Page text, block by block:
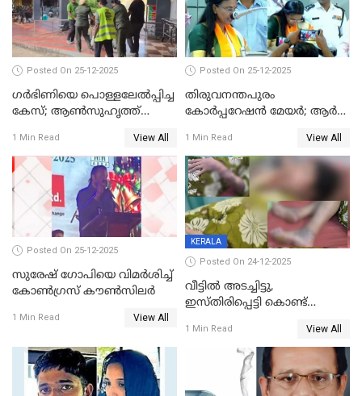
Posted On 25-12-2025
ഗര്‍ഭിണിയെ പൊള്ളലേല്‍പ്പിച്ച
കേസ്; ആണ്‍സുഹൃത്ത്
1 Min Read View All
Posted On 25-12-2025
തിരുവനന്തപുരം
കോര്‍പ്പറേഷന്‍ മേയർ; ആര്‍
1 Min Read View All
Posted On 25-12-2025
സുരേഷ് ഗോപിയെ വിമര്‍ശിച്ച്
കോണ്‍ഗ്രസ് കൗണ്‍സിലര്‍
1 Min Read View All
KERALA
Posted On 24-12-2025
വീട്ടിൽ അടച്ചിട്ടു,
ഇസ്തിരിപ്പെട്ടി കൊണ്ട്
ഗർഭിണിയായ യുവതിക്ക് ക്രൂര
1 Min Read View All